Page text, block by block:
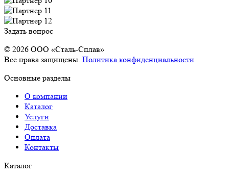
Задать вопрос
© 2026 OOO «Сталь-Сплав»
Все права защищены. Политика конфиденциальности
Основные разделы
О компании
Каталог
Услуги
Доставка
Оплата
Контакты
Каталог